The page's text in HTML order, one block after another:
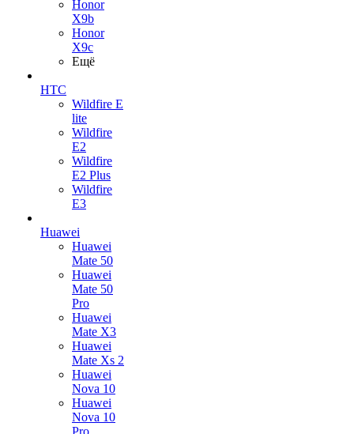
Honor
X9b
Honor
X9c
Ещё
HTC
Wildfire E
lite
Wildfire
E2
Wildfire
E2 Plus
Wildfire
E3
Huawei
Huawei
Mate 50
Huawei
Mate 50
Pro
Huawei
Mate X3
Huawei
Mate Xs 2
Huawei
Nova 10
Huawei
Nova 10
Pro